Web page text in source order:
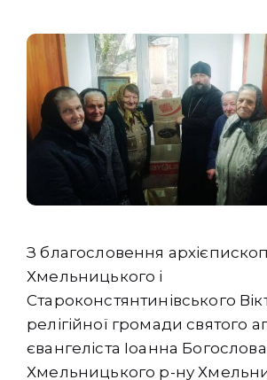
З благословення
Хмельницького і
Староконстянтинівського
релігійної громади святого
євангеліста Іоанна
Хмельницького р-ну